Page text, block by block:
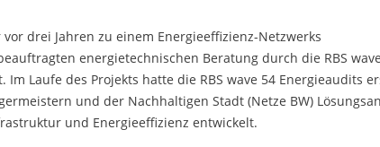
drei Jahren zu einem Energieeffizienz-Netzwerks
energietechnischen Beratung durch die RBS wave
Laufe des Projekts hatte die RBS wave 54 Energieaudits
und der Nachhaltigen Stadt (Netze BW)
und Energieeffizienz entwickelt.